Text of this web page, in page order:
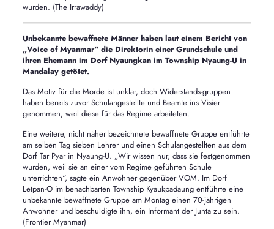
wurden. (The Irrawaddy)
Unbekannte bewaffnete Männer haben laut einem Bericht von
„Voice of Myanmar“ die Direktorin einer Grundschule und
ihren Ehemann im Dorf Nyaungkan im Township Nyaung-U in
Mandalay getötet.
Das Motiv für die Morde ist unklar, doch Widerstands-gruppen
haben bereits zuvor Schulangestellte und Beamte ins Visier
genommen, weil diese für das Regime arbeiteten.
Eine weitere, nicht näher bezeichnete bewaffnete Gruppe entführte
am selben Tag sieben Lehrer und einen Schulangestellten aus dem
Dorf Tar Pyar in Nyaung-U. „Wir wissen nur, dass sie festgenommen
wurden, weil sie an einer vom Regime geführten Schule
unterrichten“, sagte ein Anwohner gegenüber VOM. Im Dorf
Letpan-O im benachbarten Township Kyaukpadaung entführte eine
unbekannte bewaffnete Gruppe am Montag einen 70-jährigen
Anwohner und beschuldigte ihn, ein Informant der Junta zu sein.
(Frontier Myanmar)